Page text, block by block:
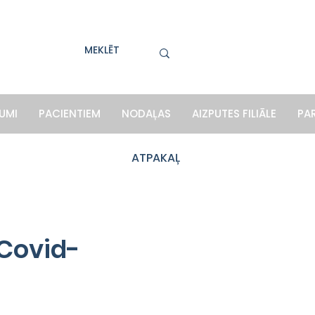
PACIENTIEM NODAĻAS AIZPUTES FILIĀLE
ATPAKAĻ